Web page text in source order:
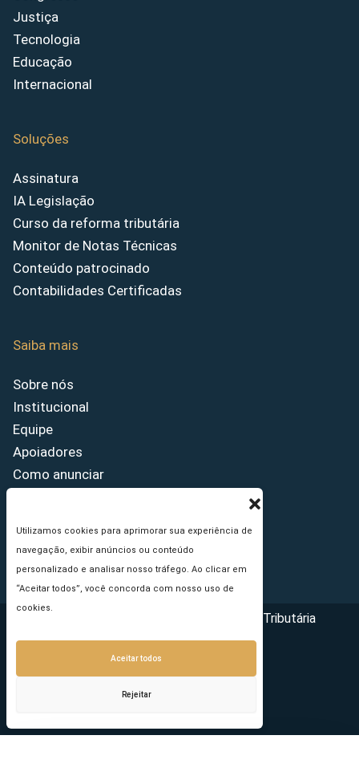
Utilizamos cookies para aprimorar sua experiência de
navegação, exibir anúncios ou conteúdo
personalizado e analisar nosso tráfego. Ao clicar em
“Aceitar todos”, você concorda com nosso uso de
cookies.
Aceitar todos
Rejeitar
Justiça
Tecnologia
Educação
Internacional
Soluções
Assinatura
IA Legislação
Curso da reforma tributária
Monitor de Notas Técnicas
Conteúdo patrocinado
Contabilidades Certificadas
Saiba mais
Sobre nós
Institucional
Equipe
Apoiadores
Como anunciar
Princípios Editoriais
Copyright © 2026 - Portal da Reforma Tributária